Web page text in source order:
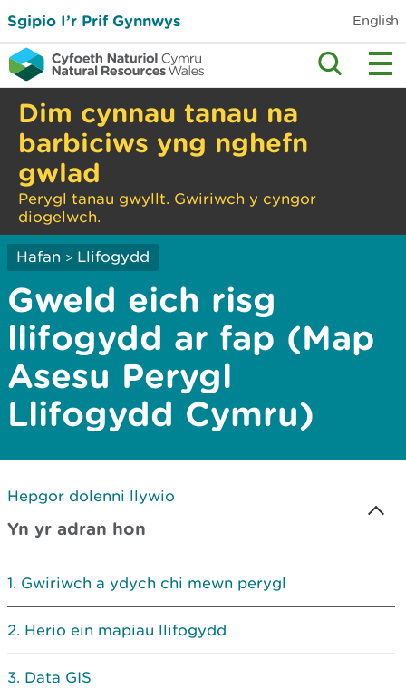
Sgipio I’r Prif Gynnwys English
Dim cynnau tanau na
barbiciws yng nghefn
gwlad
Perygl tanau gwyllt. Gwiriwch y cyngor
diogelwch.
Hafan > Llifogydd
Gweld eich risg
llifogydd ar fap (Map
Asesu Perygl
Llifogydd Cymru)
Hepgor dolenni llywio
Yn yr adran hon
Gwiriwch a ydych chi mewn perygl
Herio ein mapiau llifogydd
Data GIS